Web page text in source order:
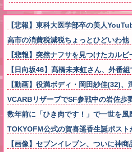
【悲報】東科大医学部卒の美人
高市の消費税減税ちょっとひどいわ他
【悲報】突然ナフサを見つけたカル
【日向坂46】髙橋未来虹さん、外番
【動画】役満ボディ・岡田紗佳(32)
VCARBリザーブでSF参戦中の岩佐歩
数年前に「ひき肉です！」で一世を
TOKYOFM公式の賀喜遥香生誕ポス
【画像】セブンイレブン、ついに神商